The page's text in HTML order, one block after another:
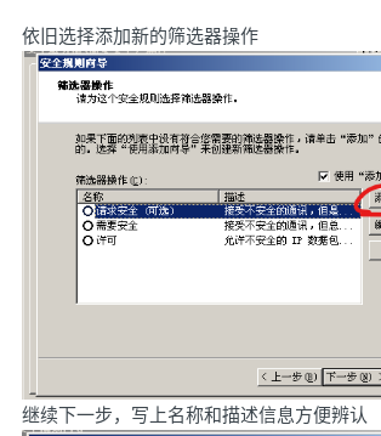
依旧选择添加新的筛选器操作
继续下一步，写上名称和描述信息方便辨认